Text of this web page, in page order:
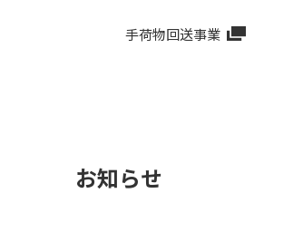
手荷物回送事業
お知らせ